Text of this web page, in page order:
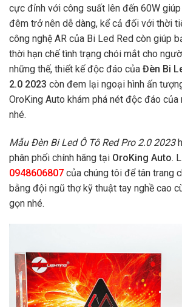
cực đỉnh với công suất lên đến 60W
đêm trở nên dễ dàng, kể cả đối với thời
công nghệ AR của Bi Led Red còn giúp
thời hạn chế tình trạng chói mắt cho
những thế, thiết kế độc đáo của Đèn Bi
2.0 2023 còn đem lại ngoại hình ấn
OroKing Auto khám phá nét độc đáo của
nhé.
Mẫu Đèn Bi Led Ô Tô Red Pro 2.0 2023
phân phối chính hãng tại OroKing Auto.
0948606807 của chúng tôi để tân trang
bằng đội ngũ thợ kỹ thuật tay nghề cao
gọn nhé.